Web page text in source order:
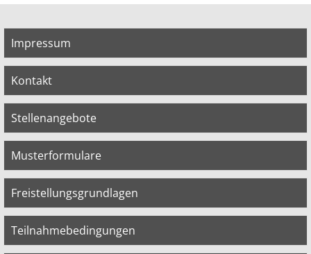
Impressum
Kontakt
Stellenangebote
Musterformulare
Freistellungsgrundlagen
Teilnahmebedingungen